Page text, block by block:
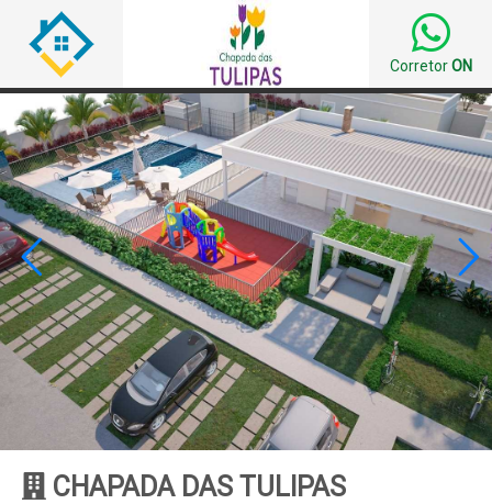
CorretorON
 
CHAPADA DAS TULIPAS